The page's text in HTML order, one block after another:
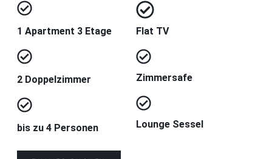
1 Apartment 3 Etage
2 Doppelzimmer
bis zu 4 Personen
Flat TV
Zimmersafe
Lounge Sessel